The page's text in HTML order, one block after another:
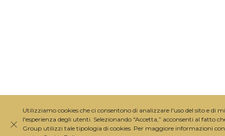
Close
Utilizziamo cookies che ci consentono di analizzare l'uso del sito e di
l'esperienza degli utenti. Selezionando "Accetta,” acconsenti al fatto
Group utilizzi tale tipologia di cookies. Per maggiore informazioni